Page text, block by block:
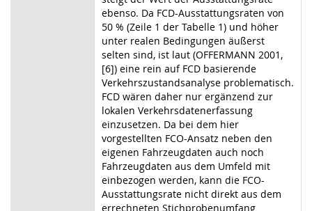
ebenso. Da FCD-Ausstattungsraten von
50 % (Zeile 1 der Tabelle 1) und höher
unter realen Bedingungen äußerst
selten sind, ist laut (OFFERMANN 2001,
[6]) eine rein auf FCD basierende
Verkehrszustandsanalyse problematisch.
FCD wären daher nur ergänzend zur
lokalen Verkehrsdatenerfassung
einzusetzen. Da bei dem hier
vorgestellten FCO-Ansatz neben den
eigenen Fahrzeugdaten auch noch
Fahrzeugdaten aus dem Umfeld mit
einbezogen werden, kann die FCO-
Ausstattungsrate nicht direkt aus dem
errechneten Stichprobenumfang